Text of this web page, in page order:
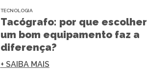
TECNOLOGIA
Tacógrafo: por que escolher
um bom equipamento faz a
diferença?
+ SAIBA MAIS